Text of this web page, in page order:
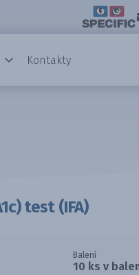
Kontakty
test (IFA)
Balení
10 ks v